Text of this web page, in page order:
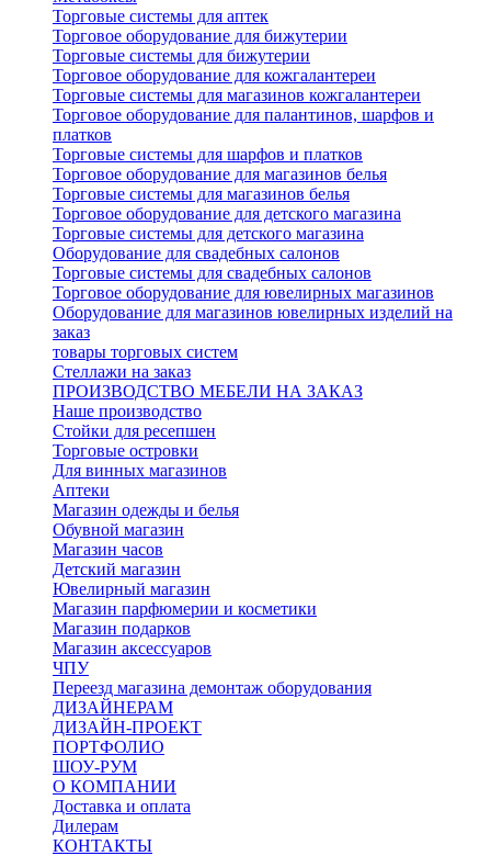
Торговые системы для аптек
Торговое оборудование для бижутерии
Торговые системы для бижутерии
Торговое оборудование для кожгалантереи
Торговые системы для магазинов кожгалантереи
Торговое оборудование для палантинов, шарфов и
платков
Торговые системы для шарфов и платков
Торговое оборудование для магазинов белья
Торговые системы для магазинов белья
Торговое оборудование для детского магазина
Торговые системы для детского магазина
Оборудование для свадебных салонов
Торговые системы для свадебных салонов
Торговое оборудование для ювелирных магазинов
Оборудование для магазинов ювелирных изделий на
заказ
товары торговых систем
Стеллажи на заказ
ПРОИЗВОДСТВО МЕБЕЛИ НА ЗАКАЗ
Наше производство
Стойки для ресепшен
Торговые островки
Для винных магазинов
Аптеки
Магазин одежды и белья
Обувной магазин
Магазин часов
Детский магазин
Ювелирный магазин
Магазин парфюмерии и косметики
Магазин подарков
Магазин аксессуаров
ЧПУ
Переезд магазина демонтаж оборудования
ДИЗАЙНЕРАМ
ДИЗАЙН-ПРОЕКТ
ПОРТФОЛИО
ШОУ-РУМ
О КОМПАНИИ
Доставка и оплата
Дилерам
КОНТАКТЫ